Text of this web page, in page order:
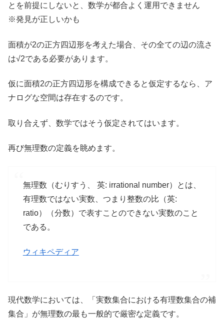
とを前提にしないと、数学が都合よく運用できません
※発見が正しいかも
面積が2の正方四辺形を考えた場合、その全ての辺の流さ
は√2である必要があります。
仮に面積2の正方四辺形を構成できると仮定するなら、ア
ナログな空間は存在するのです。
取り合えず、数学ではそう仮定されてはいます。
再び無理数の定義を眺めます。
無理数（むりすう、 英: irrational number）とは、
有理数ではない実数、つまり整数の比（英:
ratio）（分数）で表すことのできない実数のこと
である。
ウィキペディア
現代数学においては、「実数集合における有理数集合の補
集合」が無理数の最も一般的で厳密な定義です。